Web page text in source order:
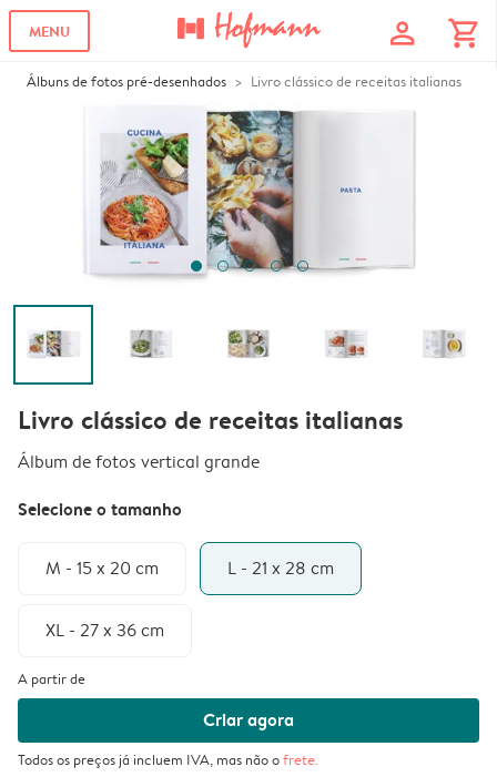
MENU profile shopping_cart
Álbuns de fotos pré-desenhados Livro clássico de receitas italianas
Livro clássico de receitas italianas
Álbum de fotos vertical grande
Selecione o tamanho
M - 15 x 20 cm L - 21 x 28 cm
XL - 27 x 36 cm
A partir de
Criar agora
Todos os preços já incluem IVA, mas não ofrete.